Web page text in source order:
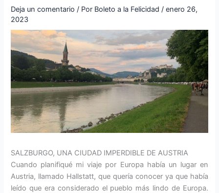
Deja un comentario / Por Boleto a la Felicidad/enero 26,
2023
SALZBURGO, UNA CIUDAD IMPERDIBLE DE AUSTRIA
Cuando planifiqué mi viaje por Europa había un lugar en
Austria, llamado Hallstatt, que quería conocer ya que había
leído que era considerado el pueblo más lindo de Europa.